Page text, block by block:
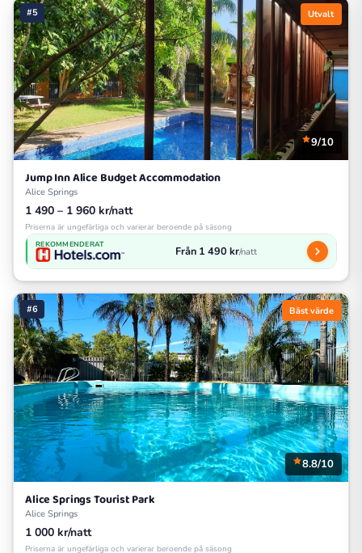
#5 Utvalt
9/10
Jump Inn Alice Budget Accommodation
Alice Springs
1 490 – 1 960 kr/natt
Priserna är ungefärliga och varierar beroende på säsong
REKOMMENDERAT Från 1 490 kr/natt
#6 Bäst värde
8.8/10
Alice Springs Tourist Park
Alice Springs
1 000 kr/natt
Priserna är ungefärliga och varierar beroende på säsong